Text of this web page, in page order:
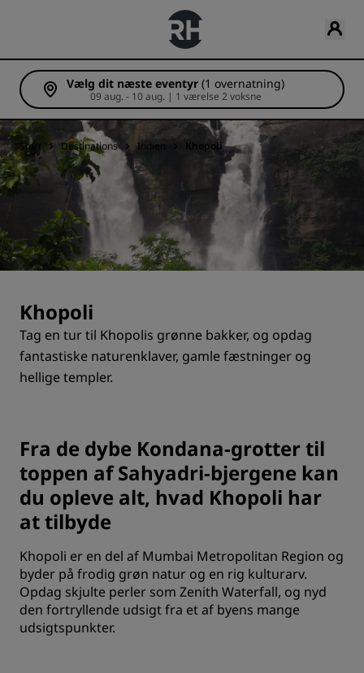
Vælg dit næste eventyr (1 overnatning)
09 aug. - 10 aug. | 1 værelse 2 voksne
Start Destinations Indien Khopoli
Khopoli
Tag en tur til Khopolis grønne bakker, og opdag
fantastiske naturenklaver, gamle fæstninger og
hellige templer.
Fra de dybe Kondana-grotter til
toppen af Sahyadri-bjergene kan
du opleve alt, hvad Khopoli har
at tilbyde
Khopoli er en del af Mumbai Metropolitan Region og
byder på frodig grøn natur og en rig kulturarv.
Opdag skjulte perler som Zenith Waterfall, og nyd
den fortryllende udsigt fra et af byens mange
udsigtspunkter.